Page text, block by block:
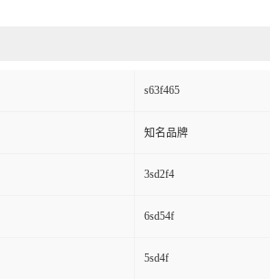
s63f465
知名品牌
3sd2f4
6sd54f
5sd4f